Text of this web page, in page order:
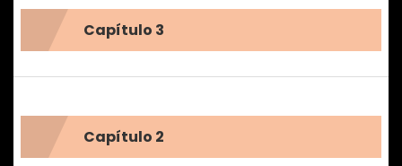
Capítulo 3
Capítulo 2